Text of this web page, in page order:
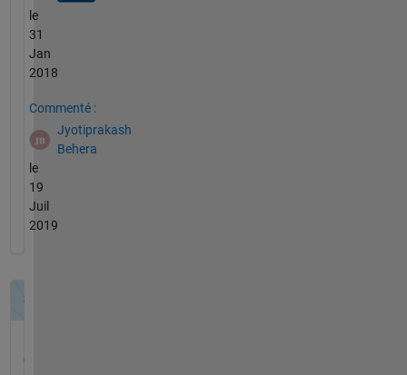
le
31
Jan
2018
Commenté :
Jyotiprakash
Behera
le
19
Juil
2019